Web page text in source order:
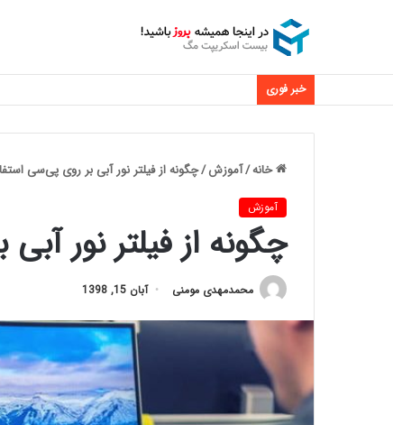
خبر فوری
خانه/آموزش/چگونه از فیلتر نور آبی بر روی پی‌سی
آموزش
چگونه از فیلتر نور
محمدمهدی مومنی آبان 15, 1398